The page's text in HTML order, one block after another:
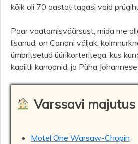
kõik oli 70 aastat tagasi vaid
Paar vaatamisväärsust, mida me
lisanud, on Canoni väljak,
ümbritsetud üürikorteritega, kus
kapiitli kanoonid, ja Püha
Varssavi majutus
Motel One Warsaw-Chopin